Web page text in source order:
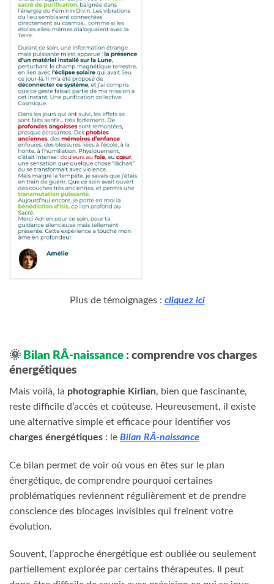
Plus de témoignages : cliquez ici
🌞 Bilan RÂ-naissance : comprendre vos charges
énergétiques
Mais voilà, la photographie Kirlian, bien que fascinante,
reste difficile d’accès et coûteuse. Heureusement, il existe
une alternative simple et efficace pour identifier vos
charges énergétiques : le Bilan RÂ-naissance
Ce bilan permet de voir où vous en êtes sur le plan
énergétique, de comprendre pourquoi certaines
problématiques reviennent régulièrement et de prendre
conscience des blocages invisibles qui freinent votre
évolution.
Souvent, l’approche énergétique est oubliée ou seulement
partiellement explorée par certains thérapeutes. Il peut